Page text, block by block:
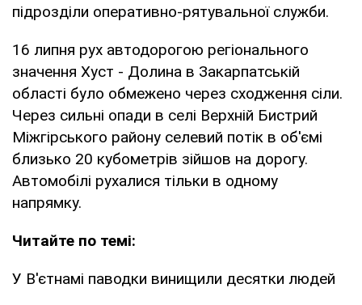
підрозділи оперативно-рятувальної служби.
16 липня рух автодорогою регіонального
значення Хуст - Долина в Закарпатській
області було обмежено через сходження сіли.
Через сильні опади в селі Верхній Бистрий
Міжгірського району селевий потік в об'ємі
близько 20 кубометрів зійшов на дорогу.
Автомобілі рухалися тільки в одному
напрямку.
Читайте по темі:
У В'єтнамі паводки винищили десятки людей